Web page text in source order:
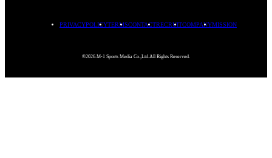
PRIVACYPOLICYTERMSCONTACTRECRUITCOMPANYMISSION
©2026.M-1 Sports Media Co.,Ltd.All Rights Reserved.